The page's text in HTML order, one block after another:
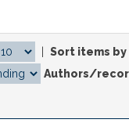
Sort items by
Authors/